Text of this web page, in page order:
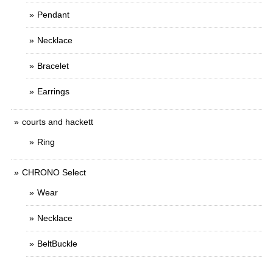
Pendant
Necklace
Bracelet
Earrings
courts and hackett
Ring
CHRONO Select
Wear
Necklace
BeltBuckle